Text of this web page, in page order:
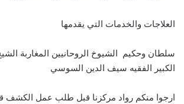
العلاجات والخدمات التي يقدمها
سلطان وحكيم الشيوخ الروحانيين المغاربة
الكبير الفقيه سيف الدين السوسي
ارجوا منكم رواد مركزنا قبل طلب عمل الكشف